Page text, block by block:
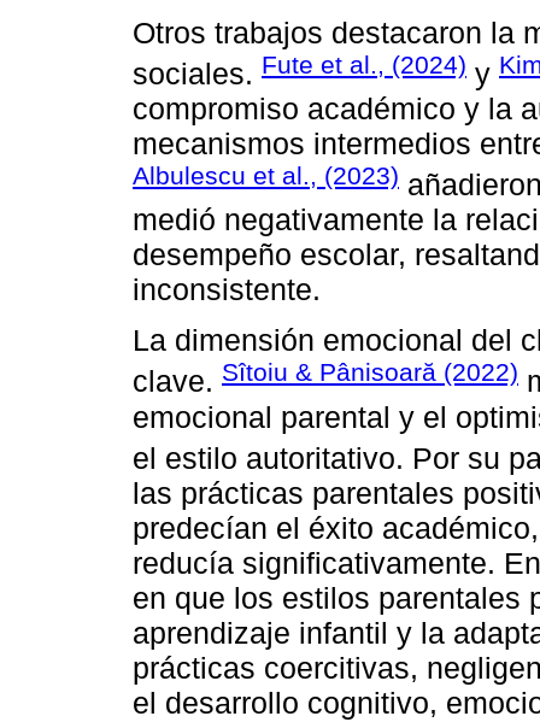
Otros trabajos destacaron la
sociales. Fute et al., (2024) y
compromiso académico y la
mecanismos intermedios
Albulescu et al., (2023)
medió negativamente la
desempeño escolar,
inconsistente.
La dimensión emocional del
clave. Sîtoiu & Pânisoară (2022)
emocional parental y el
el estilo autoritativo. Por su
las prácticas parentales
predecían el éxito
reducía significativamente.
en que los estilos parentales
aprendizaje infantil y la
prácticas coercitivas,
el desarrollo cognitivo,